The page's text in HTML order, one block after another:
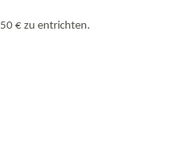
€ zu entrichten.